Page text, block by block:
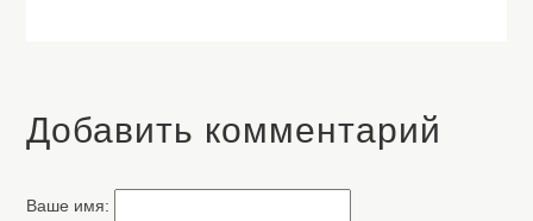
Добавить комментарий
Ваше имя: